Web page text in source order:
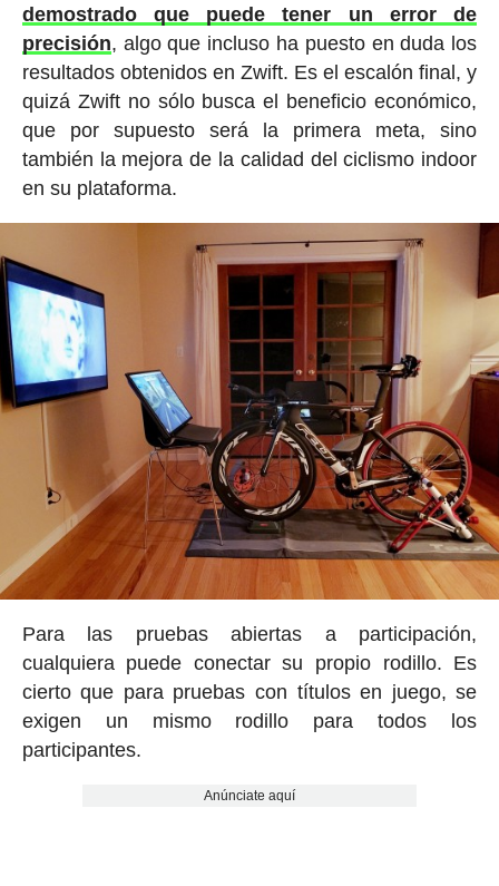
demostrado que puede tener un error de
precisión, algo que incluso ha puesto en duda los
resultados obtenidos en Zwift. Es el escalón final, y
quizá Zwift no sólo busca el beneficio económico,
que por supuesto será la primera meta, sino
también la mejora de la calidad del ciclismo indoor
en su plataforma.
Para las pruebas abiertas a participación,
cualquiera puede conectar su propio rodillo. Es
cierto que para pruebas con títulos en juego, se
exigen un mismo rodillo para todos los
participantes.
Anúnciate aquí